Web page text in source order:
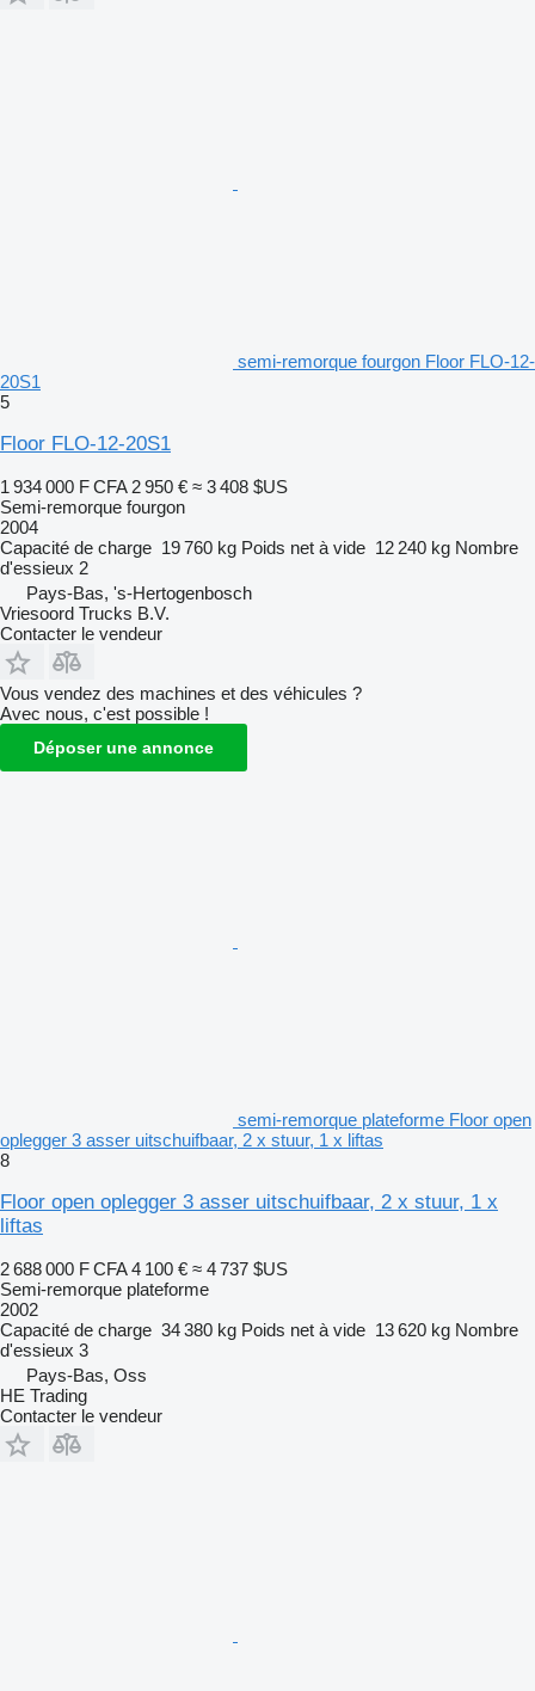
semi-remorque fourgon Floor FLO-12-
20S1
5
Floor FLO-12-20S1
1 934 000 F CFA 2 950 € ≈ 3 408 $US
Semi-remorque fourgon
2004
Capacité de charge 19 760 kg Poids net à vide 12 240 kg Nombre
d'essieux 2
Pays-Bas, 's-Hertogenbosch
Vriesoord Trucks B.V.
Contacter le vendeur
Vous vendez des machines et des véhicules ?
Avec nous, c'est possible !
Déposer une annonce
semi-remorque plateforme Floor open
oplegger 3 asser uitschuifbaar, 2 x stuur, 1 x liftas
8
Floor open oplegger 3 asser uitschuifbaar, 2 x stuur, 1 x
liftas
2 688 000 F CFA 4 100 € ≈ 4 737 $US
Semi-remorque plateforme
2002
Capacité de charge 34 380 kg Poids net à vide 13 620 kg Nombre
d'essieux 3
Pays-Bas, Oss
HE Trading
Contacter le vendeur